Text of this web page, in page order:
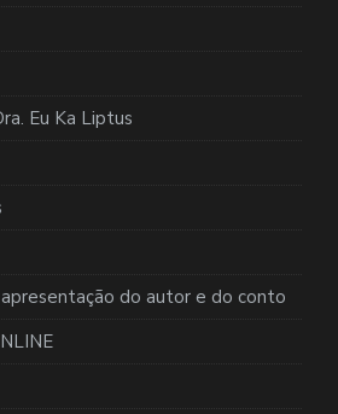
Eu Ka Liptus
do autor e do conto